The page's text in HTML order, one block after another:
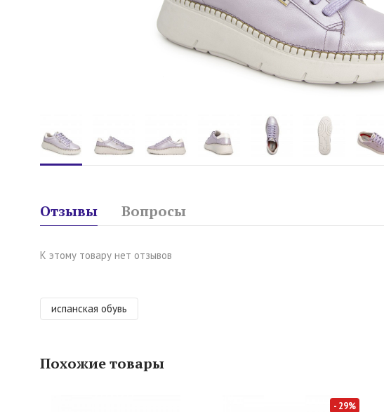
Отзывы Вопросы
К этому товару нет отзывов
испанская обувь
Похожие товары
- 29%